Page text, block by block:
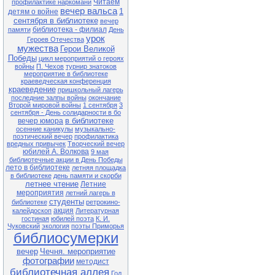
Экологический час «Долгое эхо
Чернобыля» (35 лет со дня
катастрофы на Чернобыльской
АЭС)
27.04 13-00 Ф№1
Квест-игра «В поисках заветного
клада» (в рамках клуба «Семь Я)
28.04 13-00 Ф№1
Экологический час «Чернобыль.
Год 1986» (35 лет со дня
катастрофы на Чернобыльской
АЭС)
28.04 11-00 ЦБ
Литературный час «Король смеха
Аркадий Аверченко» (140 лет со
дня рождения писателя)
29.04 13-00 Ф№1
Обзор книжной выставки «Они не
должны исчезнуть» (по Красной
книге Приморского края)
Внимание! В связи с продлением
ограничительных мер в
расписании возможны
корректировки. Обращаться по
тел.: 25-1-72
профилактике наркомани Читаем
детям о войне вечер вальса 1
сентября в библиотеке вечер
памяти библиотека - филиал День
Героев Отечества урок
мужества Герои Великой
Победы цикл мероприятий о героях
войны П. Чехов турнир знатоков
мероприятие в библиотеке
краеведческая конференция
краеведение пришкольный лагерь
последние залпы войны окончание
Второй мировой войны 1 сентября 3
сентября - День солидарности в бо
вечер юмора в библиотеке
осенние каникулы музыкально-
поэтический вечер профилактика
вредных привычек Творческий вечер
юбилей А. Волкова 9 мая
библиотечные акции в День Победы
лето в библиотеке летняя площадка
в библиотеке день памяти и скорби
летнее чтение Летние
мероприятия летний лагерь в
библиотеке студенты ретрокино-
калейдоскоп акция Литературная
гостиная юбилей поэта К. И.
Чуковский экология поэты Приморья
библиосумерки
вечер Чечня. мероприятие
фотографии методист
библиотечная аллея Год